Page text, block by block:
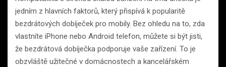
jedním z hlavních faktorů, který přispívá k popularitě
bezdrátových dobíječek pro mobily. Bez ohledu na to, zda
vlastníte iPhone nebo Android telefon, můžete si být jisti,
že bezdrátová dobíječka podporuje vaše zařízení. To je
obzvláště užitečné v domácnostech a kancelářském